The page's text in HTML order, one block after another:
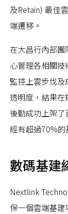
及Retain) 最佳
端遷移。
在大昌行內部
心管理各相關
監控上雲步伐
透明度，結果
後勤成功上架了
經有超過70%的
數碼基建
Nextlink
保一個雲端基